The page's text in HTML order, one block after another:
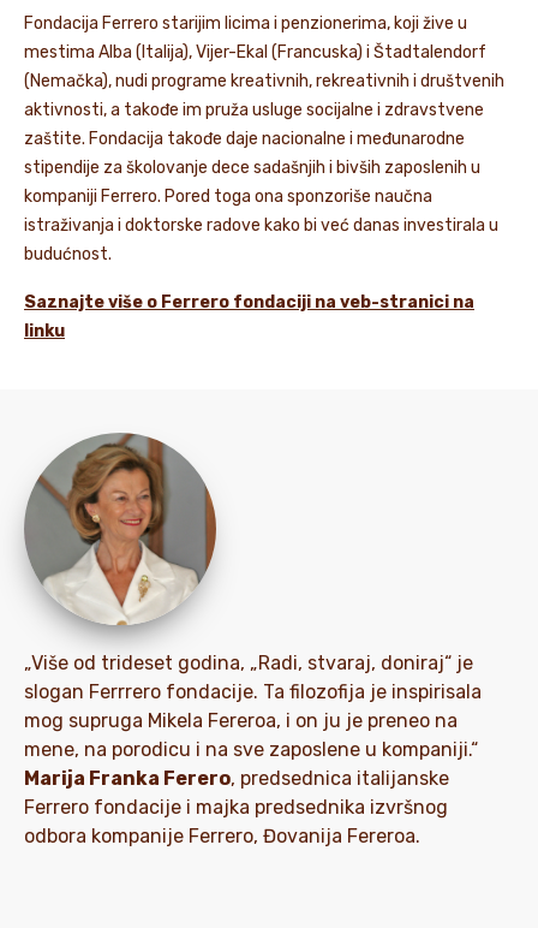
Fondacija Ferrero starijim licima i penzionerima, koji žive u
mestima Alba (Italija), Vijer-Ekal (Francuska) i Štadtalendorf
(Nemačka), nudi programe kreativnih, rekreativnih i društvenih
aktivnosti, a takođe im pruža usluge socijalne i zdravstvene
zaštite. Fondacija takođe daje nacionalne i međunarodne
stipendije za školovanje dece sadašnjih i bivših zaposlenih u
kompaniji Ferrero. Pored toga ona sponzoriše naučna
istraživanja i doktorske radove kako bi već danas investirala u
budućnost.
Saznajte više o Ferrero fondaciji na veb-stranici na
linku
„Više od trideset godina, „Radi, stvaraj, doniraj“ je
slogan Ferrrero fondacije. Ta filozofija je inspirisala
mog supruga Mikela Fereroa, i on ju je preneo na
mene, na porodicu i na sve zaposlene u kompaniji.“
Marija Franka Ferero, predsednica italijanske
Ferrero fondacije i majka predsednika izvršnog
odbora kompanije Ferrero, Đovanija Fereroa.